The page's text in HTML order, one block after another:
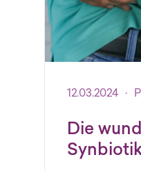
Veröffentlicht
12.03.2024 ·
Die